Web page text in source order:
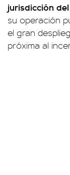
jurisdicción
su operación
el gran
próxima al